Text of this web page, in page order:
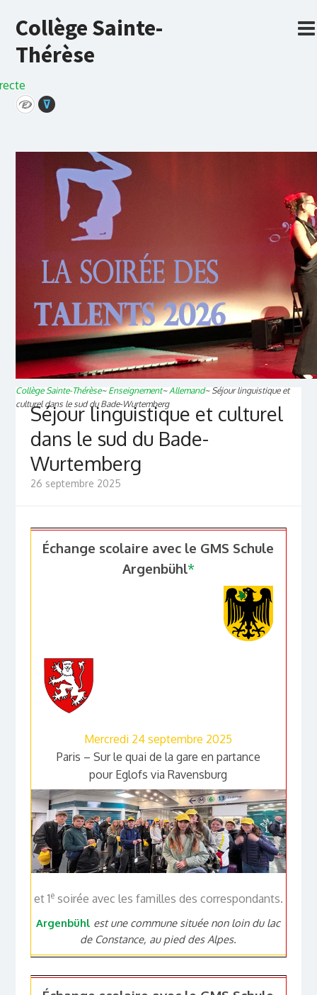
Collège Sainte-
Thérèse
⊽
Collège Sainte-Thérèse~ Enseignement~Allemand~ Séjour linguistique et
culturel dans le sud du Bade-Wurtemberg
Séjour linguistique et culturel
dans le sud du Bade-
Wurtemberg
26 septembre 2025
Échange scolaire avec le GMS Schule
Argenbühl*
Mercredi 24 septembre 2025
Paris – Sur le quai de la gare en partance
pour Eglofs via Ravensburg
et 1esoirée avec les familles des correspondants.
Argenbühl est une commune située non loin du lac
de Constance, au pied des Alpes.